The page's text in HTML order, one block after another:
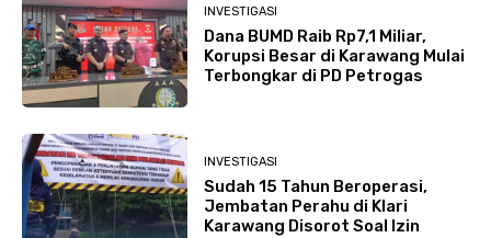
INVESTIGASI
Dana BUMD Raib Rp7,1 Miliar,
Korupsi Besar di Karawang Mulai
Terbongkar di PD Petrogas
INVESTIGASI
Sudah 15 Tahun Beroperasi,
Jembatan Perahu di Klari
Karawang Disorot Soal Izin